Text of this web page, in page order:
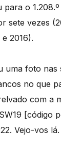
para o
sete vezes
e 2016).
uma foto nas
no que
com a
[código
Vejo-vos lá.